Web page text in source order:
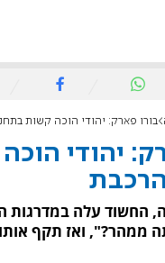
בורו פארק: יהודי הוכה קשות
יהודי
החשוד עלה במדרגות
ממהר?", ואז תקף אותו